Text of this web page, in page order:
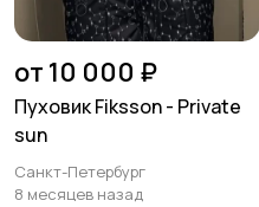
от 10 000 ₽
Пуховик Fiksson - Private
sun
Санкт-Петербург
8 месяцев назад